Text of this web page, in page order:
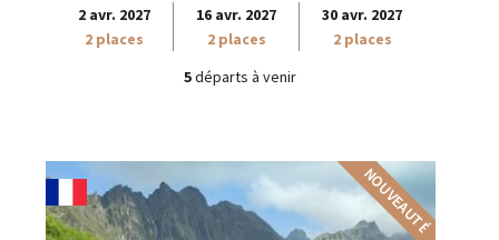
2 avr. 2027
2 places
16 avr. 2027
2 places
30 avr. 2027
2 places
5départs à venir
NOUVEAUTÉ